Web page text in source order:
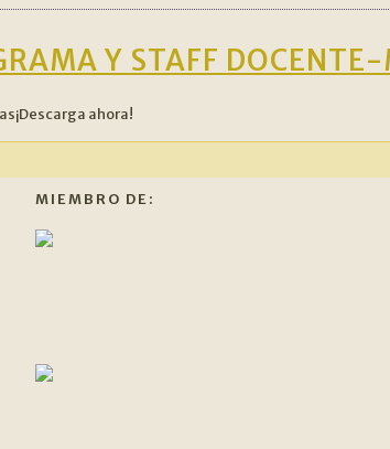
Y STAFF
ahora!
MIEMBRO DE: